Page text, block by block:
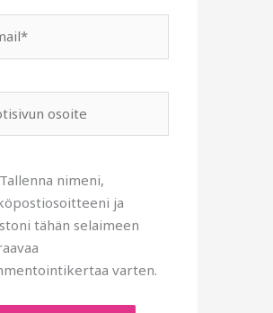
Tallenna nimeni,
ja
tähän selaimeen
varten.